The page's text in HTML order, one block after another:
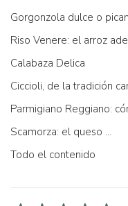
Gorgonzola dulce o
Riso Venere: el arroz
Calabaza Delica
Ciccioli, de la tradición
Parmigiano Reggiano:
Scamorza: el queso ...
Todo el contenido